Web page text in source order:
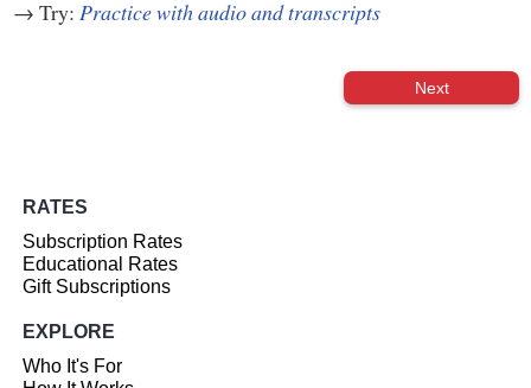
→ Try: Practice with audio and transcripts
Next
RATES
Subscription Rates
Educational Rates
Gift Subscriptions
EXPLORE
Who It's For